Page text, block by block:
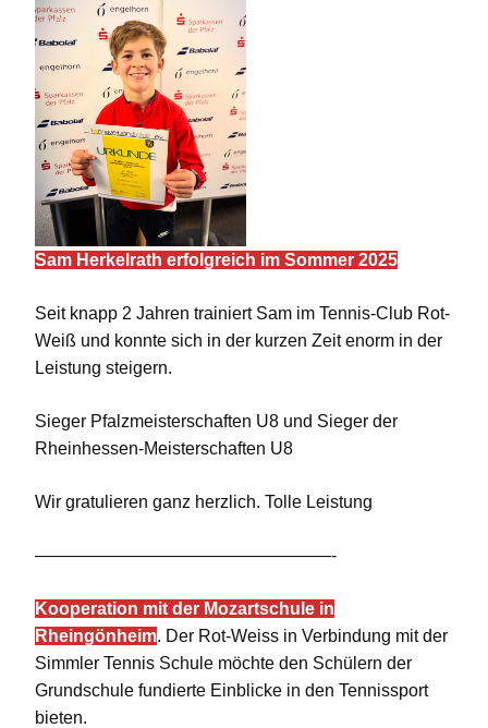
Sam Herkelrath erfolgreich im Sommer 2025
Seit knapp 2 Jahren trainiert Sam im Tennis-Club Rot-
Weiß und konnte sich in der kurzen Zeit enorm in der
Leistung steigern.
Sieger Pfalzmeisterschaften U8 und Sieger der
Rheinhessen-Meisterschaften U8
Wir gratulieren ganz herzlich. Tolle Leistung
—————————————————-
Kooperation mit der Mozartschule in
Rheingönheim. Der Rot-Weiss in Verbindung mit der
Simmler Tennis Schule möchte den Schülern der
Grundschule fundierte Einblicke in den Tennissport
bieten.